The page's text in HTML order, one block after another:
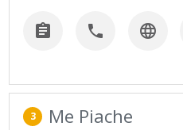
  
3 Me Piache